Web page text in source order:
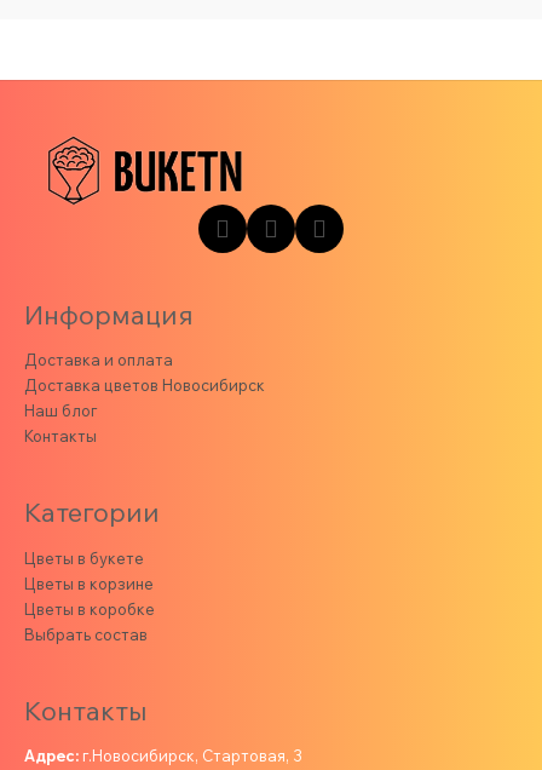
Информация
Доставка и оплата
Доставка цветов Новосибирск
Наш блог
Контакты
Категории
Цветы в букете
Цветы в корзине
Цветы в коробке
Выбрать состав
Контакты
Адрес: г.Новосибирск, Стартовая, 3